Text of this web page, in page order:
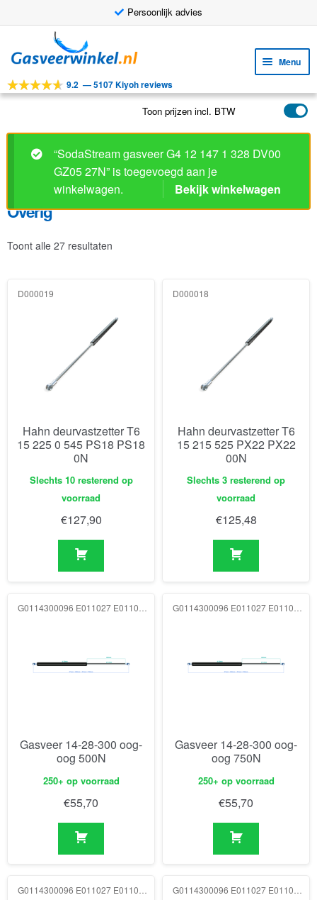
Persoonlijk advies
door
navigatie
naar
inhoud
Menu
Tools
Toepassingen
Klantenservice
9.2 —5107 Kiyoh reviews
Toon prijzen incl. BTW
“SodaStream gasveer G4 12 147 1 328 DV00
GZ05 27N” is toegevoegd aan je
winkelwagen.
Bekijk winkelwagen
Overig
Toont alle 27 resultaten
D000019
Hahn deurvastzetter T6
15 225 0 545 PS18 PS18
0N
Slechts 10 resterend op
voorraad
€127,90
D000018
Hahn deurvastzetter T6
15 215 525 PX22 PX22
00N
Slechts 3 resterend op
voorraad
€125,48
Gasveer 14-28-300 oog-
oog 500N
250+ op voorraad
€55,70
Gasveer 14-28-300 oog-
oog 750N
250+ op voorraad
€55,70
G0114300096 E011027 E011027 1000N G0114300096 E011027 E011027 1250N